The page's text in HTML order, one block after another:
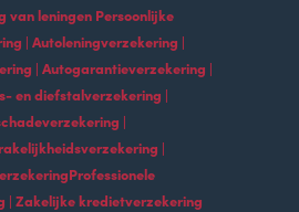
van leningen Persoonlijke
| Autoleningverzekering |
| Autogarantieverzekering |
en diefstalverzekering |
|
|
| Zakelijke kredietverzekering